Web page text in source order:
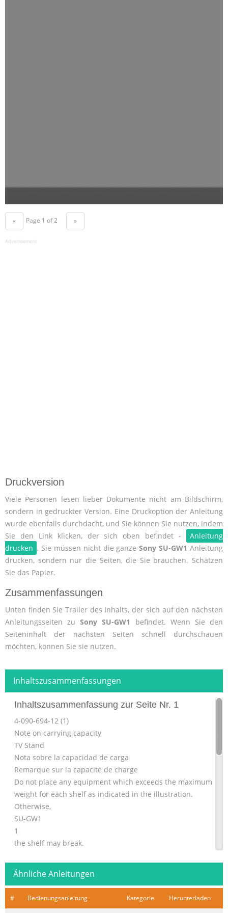
« Page 1 of 2 »
Advertisement
Druckversion
Viele Personen lesen lieber Dokumente nicht am Bildschirm,
sondern in gedruckter Version. Eine Druckoption der Anleitung
wurde ebenfalls durchdacht, und Sie können Sie nutzen, indem
Sie den Link klicken, der sich oben befindet -
Anleitung
drucken . Sie müssen nicht die ganzeSony SU-GW1 Anleitung
drucken, sondern nur die Seiten, die Sie brauchen. Schätzen
Sie das Papier.
Zusammenfassungen
Unten finden Sie Trailer des Inhalts, der sich auf den nächsten
Anleitungsseiten zuSony SU-GW1
befindet. Wenn Sie den
Seiteninhalt der nächsten Seiten schnell durchschauen
möchten, können Sie sie nutzen.
Inhaltszusammenfassungen
Inhaltszusammenfassung zur Seite Nr. 1
4-090-694-12 (1)
Note on carrying capacity
TV Stand
Nota sobre la capacidad de carga
Remarque sur la capacité de charge
Do not place any equipment which exceeds the maximum
weight for each shelf as indicated in the illustration.
Otherwise,
SU-GW1
1
the shelf may break.
Ne placez aucun appareil dont le poids dépasse la
capacité de
20kg (44 lb 1 /2 oz)
Ähnliche Anleitungen
# Bedienungsanleitung Kategorie Herunterladen